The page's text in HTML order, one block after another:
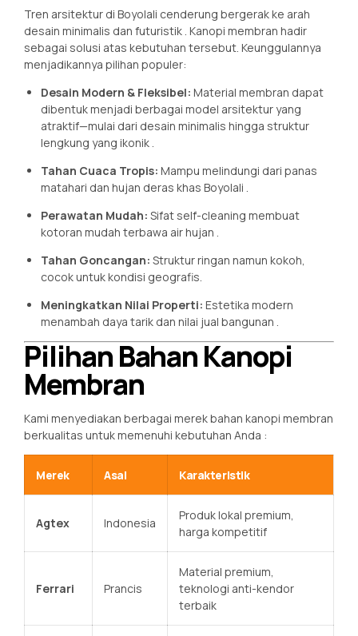
Tren arsitektur di Boyolali cenderung bergerak ke arah
desain minimalis dan futuristik . Kanopi membran hadir
sebagai solusi atas kebutuhan tersebut. Keunggulannya
menjadikannya pilihan populer:
Desain Modern & Fleksibel: Material membran dapat
dibentuk menjadi berbagai model arsitektur yang
atraktif—mulai dari desain minimalis hingga struktur
lengkung yang ikonik
Tahan Cuaca Tropis: Mampu melindungi dari panas
matahari dan hujan deras khas Boyolali
Perawatan Mudah: Sifat self-cleaning membuat
kotoran mudah terbawa air hujan
Tahan Goncangan: Struktur ringan namun kokoh,
cocok untuk kondisi geografis.
Meningkatkan Nilai Properti: Estetika modern
menambah daya tarik dan nilai jual bangunan
Pilihan Bahan Kanopi
Membran
Kami menyediakan berbagai merek bahan kanopi membran
berkualitas untuk memenuhi kebutuhan Anda :
Merek Asal Karakteristik
Agtex Indonesia
Produk lokal premium,
harga kompetitif
Ferrari Prancis
Material premium,
teknologi anti-kendor
terbaik